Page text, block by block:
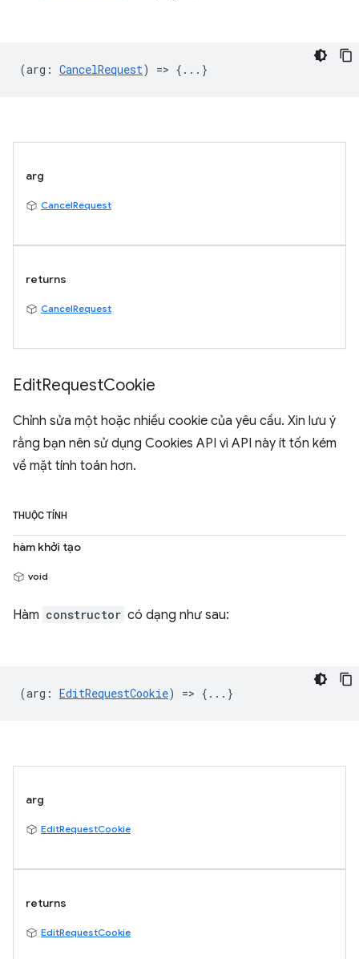
(arg : CancelRequest) => {...}
arg
CancelRequest
returns
CancelRequest
EditRequestCookie
Chỉnh sửa một hoặc nhiều cookie của yêu cầu. Xin lưu ý
rằng bạn nên sử dụng Cookies API vì API này ít tốn kém
về mặt tính toán hơn.
THUỘC TÍNH
hàm khởi tạo
void
Hàm constructor có dạng như sau:
(arg : EditRequestCookie) => {...}
arg
EditRequestCookie
returns
EditRequestCookie